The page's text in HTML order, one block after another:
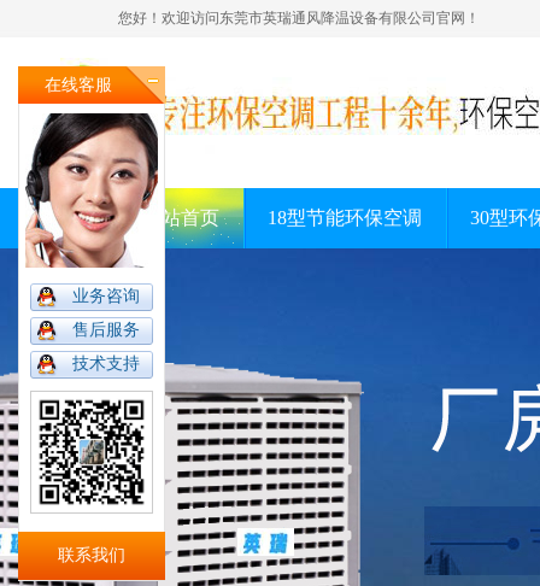
您好！欢迎访问东莞市英瑞通风降温设备有限公司官网！
网站首页 18型节能环保空调 30型环
在线客服
业务咨询
售后服务
技术支持
联系我们